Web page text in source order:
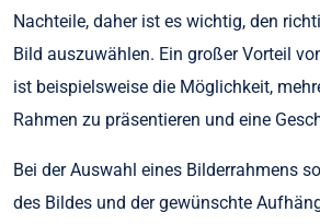
Nachteile, daher ist es wichtig, den
Bild auszuwählen. Ein großer Vorteil
ist beispielsweise die Möglichkeit,
Rahmen zu präsentieren und eine
Bei der Auswahl eines Bilderrahmens
des Bildes und der gewünschte